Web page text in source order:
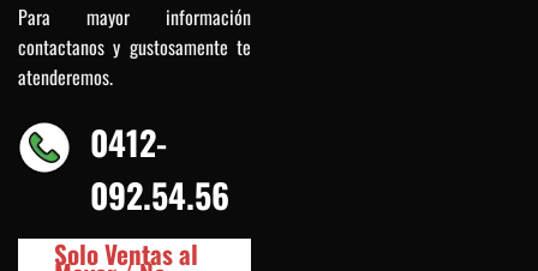
Para mayor información
contactanos y gustosamente te
atenderemos.
0412-
092.54.56
Solo Ventas al